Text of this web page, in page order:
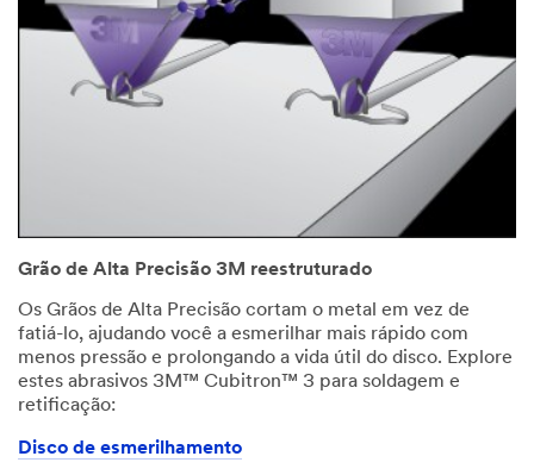
Grão de Alta Precisão 3M reestruturado
Os Grãos de Alta Precisão cortam o metal em vez de
fatiá-lo, ajudando você a esmerilhar mais rápido com
menos pressão e prolongando a vida útil do disco. Explore
estes abrasivos 3M™ Cubitron™ 3 para soldagem e
retificação:
Disco de esmerilhamento